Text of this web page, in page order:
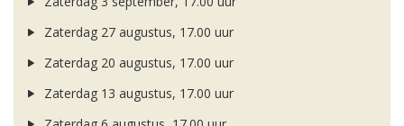
Zaterdag 27 augustus, 17.00 uur
Zaterdag 20 augustus, 17.00 uur
Zaterdag 13 augustus, 17.00 uur